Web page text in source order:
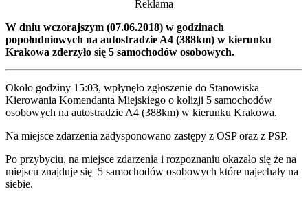
Reklama
W dniu wczorajszym (07.06.2018) w godzinach
popołudniowych na autostradzie A4 (388km) w kierunku
Krakowa zderzyło się 5 samochodów osobowych.
Około godziny 15:03, wpłynęło zgłoszenie do Stanowiska
Kierowania Komendanta Miejskiego o kolizji 5 samochodów
osobowych na autostradzie A4 (388km) w kierunku Krakowa.
Na miejsce zdarzenia zadysponowano zastępy z OSP oraz z PSP.
Po przybyciu, na miejsce zdarzenia i rozpoznaniu okazało się że na
miejscu znajduje się 5 samochodów osobowych które najechały na
siebie.